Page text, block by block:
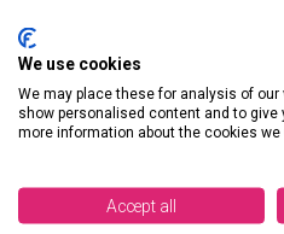
Elérhetőségeink
We use cookies
We may place these for analysis of
show personalised content and to give
more information about the cookies we
Accept all